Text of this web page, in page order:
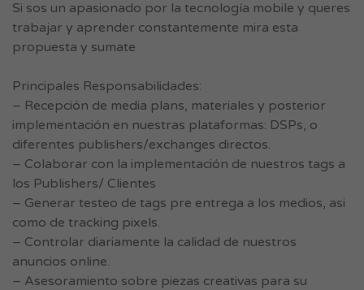
Si sos un apasionado por la tecnología mobile y queres
trabajar y aprender constantemente mira esta
propuesta y sumate
Principales Responsabilidades:
– Recepción de media plans, materiales y posterior
implementación en nuestras plataformas: DSPs, o
diferentes publishers/exchanges directos.
– Colaborar con la implementación de nuestros tags a
los Publishers/ Clientes
– Generar testeo de tags pre entrega a los medios, asi
como de tracking pixels.
– Controlar diariamente la calidad de nuestros
anuncios online.
– Asesoramiento sobre piezas creativas para su